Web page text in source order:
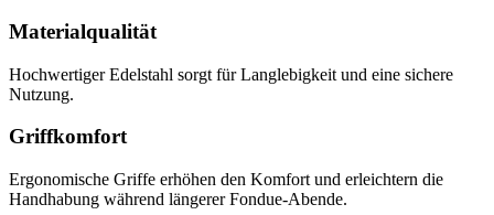
Materialqualität
Hochwertiger Edelstahl sorgt für Langlebigkeit und eine sichere
Nutzung.
Griffkomfort
Ergonomische Griffe erhöhen den Komfort und erleichtern die
Handhabung während längerer Fondue-Abende.